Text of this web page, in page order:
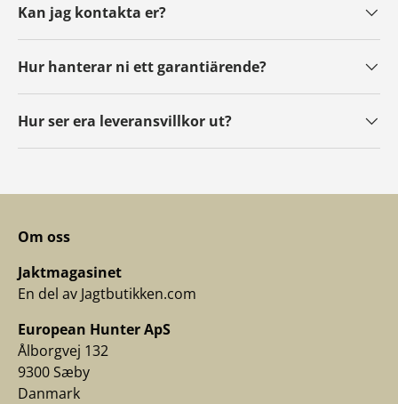
Kan jag kontakta er?
Hur hanterar ni ett garantiärende?
Hur ser era leveransvillkor ut?
Om oss
Jaktmagasinet
En del av Jagtbutikken.com
European Hunter ApS
Ålborgvej 132
9300 Sæby
Danmark